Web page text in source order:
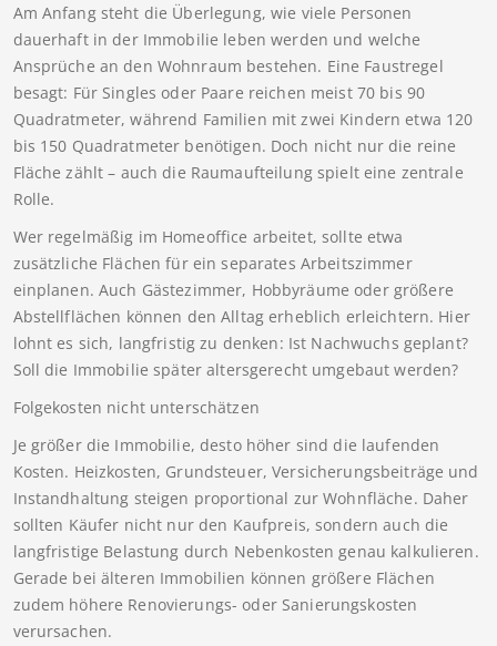
Am Anfang steht die Überlegung, wie viele Personen
dauerhaft in der Immobilie leben werden und welche
Ansprüche an den Wohnraum bestehen. Eine Faustregel
besagt: Für Singles oder Paare reichen meist 70 bis 90
Quadratmeter, während Familien mit zwei Kindern etwa 120
bis 150 Quadratmeter benötigen. Doch nicht nur die reine
Fläche zählt – auch die Raumaufteilung spielt eine zentrale
Rolle.
Wer regelmäßig im Homeoffice arbeitet, sollte etwa
zusätzliche Flächen für ein separates Arbeitszimmer
einplanen. Auch Gästezimmer, Hobbyräume oder größere
Abstellflächen können den Alltag erheblich erleichtern. Hier
lohnt es sich, langfristig zu denken: Ist Nachwuchs geplant?
Soll die Immobilie später altersgerecht umgebaut werden?
Folgekosten nicht unterschätzen
Je größer die Immobilie, desto höher sind die laufenden
Kosten. Heizkosten, Grundsteuer, Versicherungsbeiträge und
Instandhaltung steigen proportional zur Wohnfläche. Daher
sollten Käufer nicht nur den Kaufpreis, sondern auch die
langfristige Belastung durch Nebenkosten genau kalkulieren.
Gerade bei älteren Immobilien können größere Flächen
zudem höhere Renovierungs- oder Sanierungskosten
verursachen.